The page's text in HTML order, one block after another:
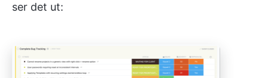
ser det ut: